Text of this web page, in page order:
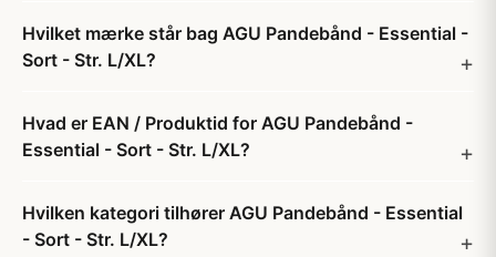
Hvilket mærke står bag AGU Pandebånd - Essential -
Sort - Str. L/XL?
Hvad er EAN / Produktid for AGU Pandebånd -
Essential - Sort - Str. L/XL?
Hvilken kategori tilhører AGU Pandebånd - Essential
- Sort - Str. L/XL?